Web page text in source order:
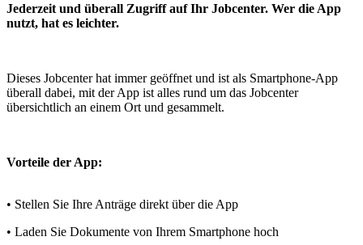
Jederzeit und überall Zugriff auf Ihr Jobcenter. Wer die App
nutzt, hat es leichter.
Dieses Jobcenter hat immer geöffnet und ist als Smartphone-App
überall dabei, mit der App ist alles rund um das Jobcenter
übersichtlich an einem Ort und gesammelt.
Vorteile der App:
• Stellen Sie Ihre Anträge direkt über die App
• Laden Sie Dokumente von Ihrem Smartphone hoch